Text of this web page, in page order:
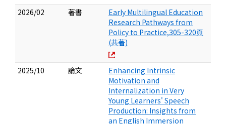
2026/02
著書
Early Multilingual Education
Research Pathways from
Policy to Practice,305-320頁
(共著)
2025/10 論文
Enhancing Intrinsic
Motivation and
Internalization in Very
Young Learners' Speech
Production: Insights from
an English Immersion